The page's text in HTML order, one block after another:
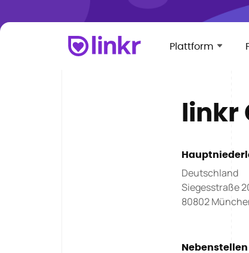
Plattform
linkr
Deutschland
Siegesstraße
80802
Nebenstellen